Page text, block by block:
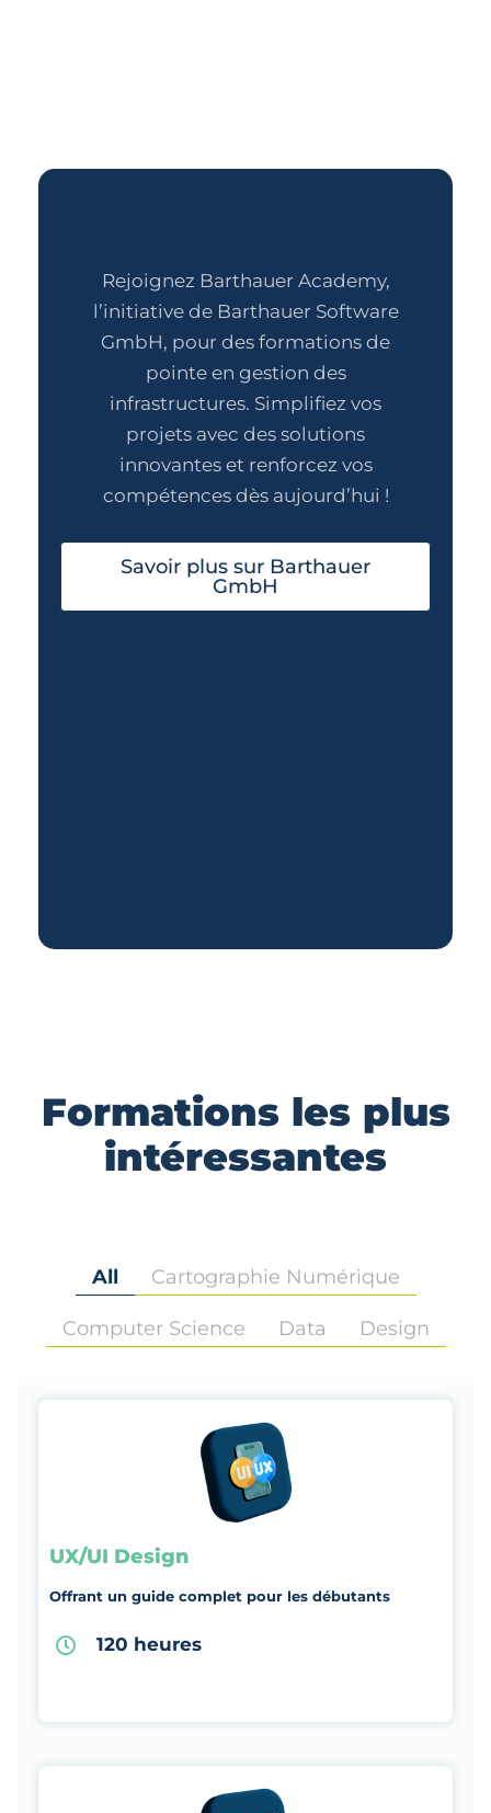
Rejoignez Barthauer Academy,
l’initiative de Barthauer Software
GmbH, pour des formations de
pointe en gestion des
infrastructures. Simplifiez vos
projets avec des solutions
innovantes et renforcez vos
compétences dès aujourd’hui !
Savoir plus sur Barthauer
GmbH
Formations les plus
intéressantes
All Cartographie Numérique
Computer Science Data Design
UX/UI Design
Offrant un guide complet pour les débutants
120 heures